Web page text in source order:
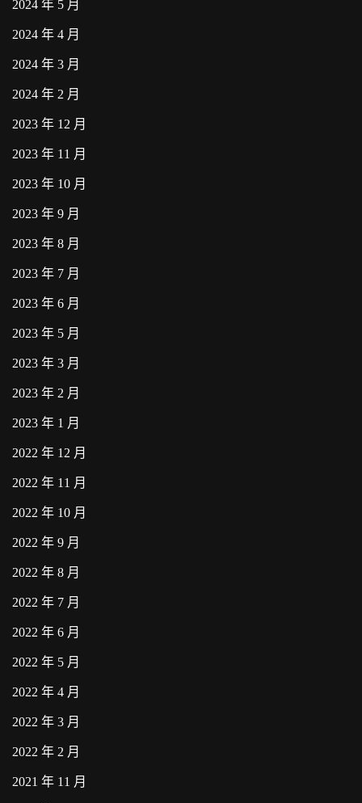
2024 年 5 月
2024 年 4 月
2024 年 3 月
2024 年 2 月
2023 年 12 月
2023 年 11 月
2023 年 10 月
2023 年 9 月
2023 年 8 月
2023 年 7 月
2023 年 6 月
2023 年 5 月
2023 年 3 月
2023 年 2 月
2023 年 1 月
2022 年 12 月
2022 年 11 月
2022 年 10 月
2022 年 9 月
2022 年 8 月
2022 年 7 月
2022 年 6 月
2022 年 5 月
2022 年 4 月
2022 年 3 月
2022 年 2 月
2021 年 11 月